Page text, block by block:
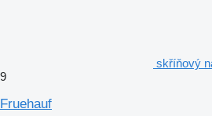
skříňový
9
Fruehauf